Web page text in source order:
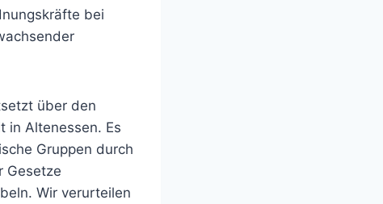
bei
über den
in Altenessen. Es
Gruppen durch
Gesetze
Wir verurteilen